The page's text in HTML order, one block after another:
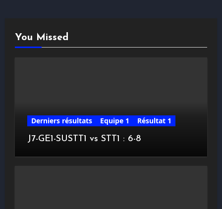
You Missed
Derniers résultats Equipe 1
Résultat 1
J7-GE1-SUSTT1 vs STT1 : 6-8